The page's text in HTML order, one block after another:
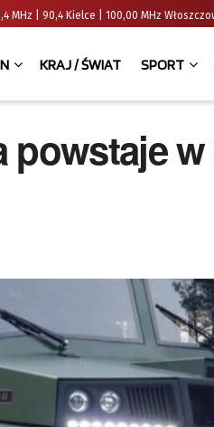
MHz | 90,4 Kielce | 100,00 MHz
KRAJ / ŚWIAT SPORT
powstaje